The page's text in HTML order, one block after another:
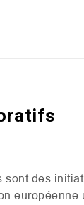
sont des
européenne